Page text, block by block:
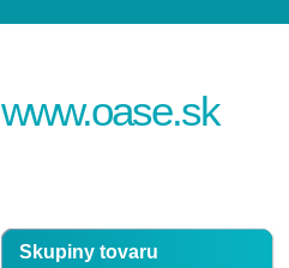
www.oase.sk
Skupiny tovaru